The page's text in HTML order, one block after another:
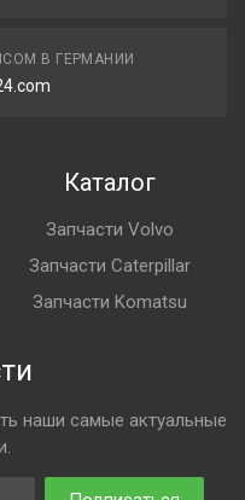
В ГЕРМАНИИ
Каталог
Запчасти Volvo
Запчасти Caterpillar
Запчасти Komatsu
наши самые актуальные